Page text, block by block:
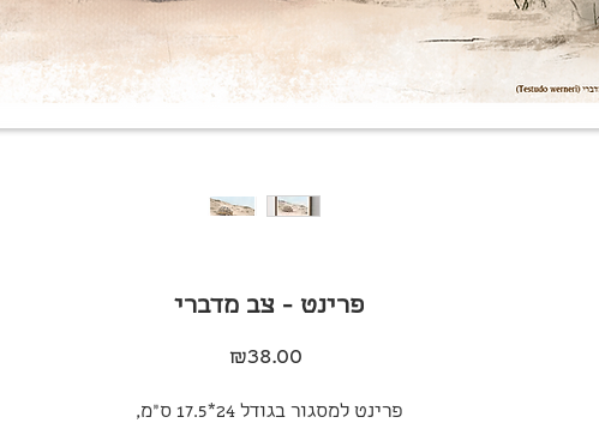
פרינט - צב מדברי
₪38.00
פרינט למסגור בגודל 24*17.5 ס"מ,